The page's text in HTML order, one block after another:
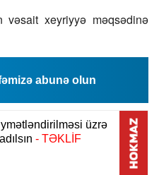
vəsait xeyriyyə məqsədinə
abunə olun